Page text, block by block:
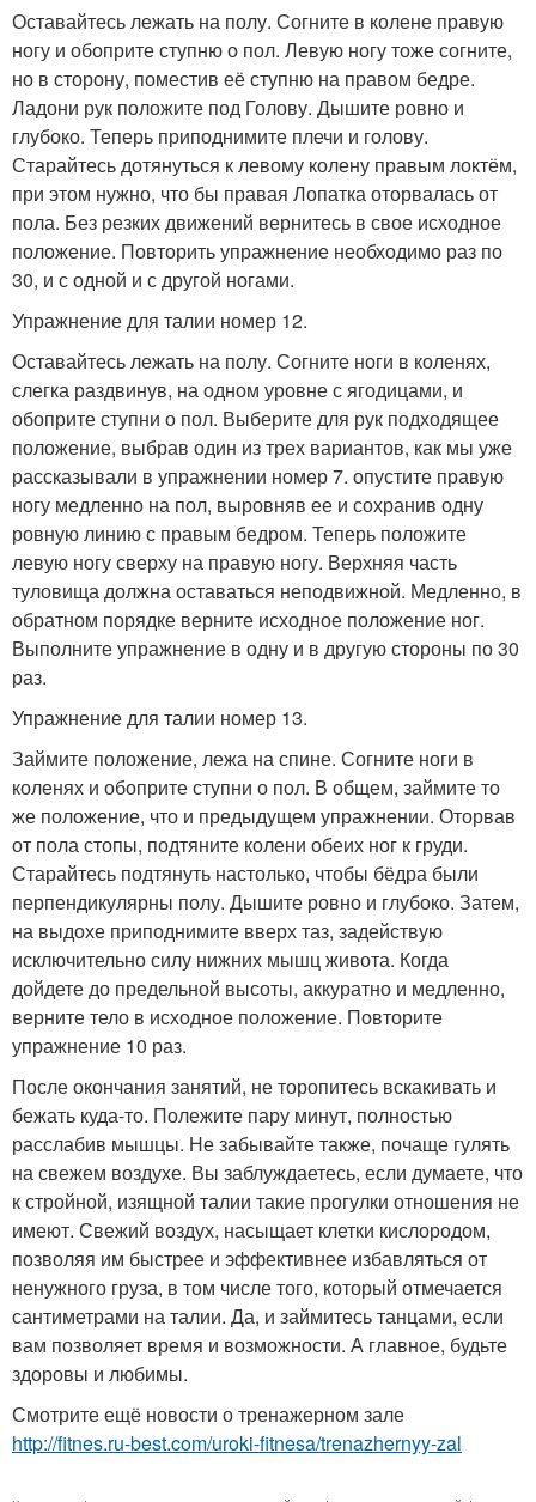
Оставайтесь лежать на полу. Согните в колене правую
ногу и обоприте ступню о пол. Левую ногу тоже согните,
но в сторону, поместив её ступню на правом бедре.
Ладони рук положите под Голову. Дышите ровно и
глубоко. Теперь приподнимите плечи и голову.
Старайтесь дотянуться к левому колену правым локтём,
при этом нужно, что бы правая Лопатка оторвалась от
пола. Без резких движений вернитесь в свое исходное
положение. Повторить упражнение необходимо раз по
30, и с одной и с другой ногами.
Упражнение для талии номер 12.
Оставайтесь лежать на полу. Согните ноги в коленях,
слегка раздвинув, на одном уровне с ягодицами, и
обоприте ступни о пол. Выберите для рук подходящее
положение, выбрав один из трех вариантов, как мы уже
рассказывали в упражнении номер 7. опустите правую
ногу медленно на пол, выровняв ее и сохранив одну
ровную линию с правым бедром. Теперь положите
левую ногу сверху на правую ногу. Верхняя часть
туловища должна оставаться неподвижной. Медленно, в
обратном порядке верните исходное положение ног.
Выполните упражнение в одну и в другую стороны по 30
раз.
Упражнение для талии номер 13.
Займите положение, лежа на спине. Согните ноги в
коленях и обоприте ступни о пол. В общем, займите то
же положение, что и предыдущем упражнении. Оторвав
от пола стопы, подтяните колени обеих ног к груди.
Старайтесь подтянуть настолько, чтобы бёдра были
перпендикулярны полу. Дышите ровно и глубоко. Затем,
на выдохе приподнимите вверх таз, задействую
исключительно силу нижних мышц живота. Когда
дойдете до предельной высоты, аккуратно и медленно,
верните тело в исходное положение. Повторите
упражнение 10 раз.
После окончания занятий, не торопитесь вскакивать и
бежать куда-то. Полежите пару минут, полностью
расслабив мышцы. Не забывайте также, почаще гулять
на свежем воздухе. Вы заблуждаетесь, если думаете, что
к стройной, изящной талии такие прогулки отношения не
имеют. Свежий воздух, насыщает клетки кислородом,
позволяя им быстрее и эффективнее избавляться от
ненужного груза, в том числе того, который отмечается
сантиметрами на талии. Да, и займитесь танцами, если
вам позволяет время и возможности. А главное, будьте
здоровы и любимы.
Смотрите ещё новости о тренажерном зале
http://fitnes.ru-best.com/uroki-fitnesa/trenazhernyy-zal